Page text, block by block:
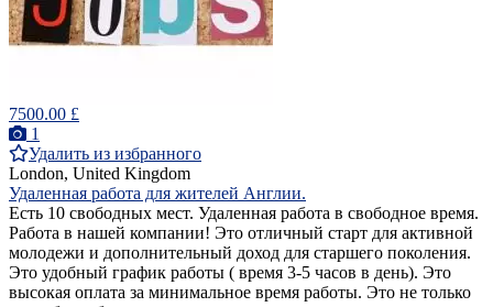
7500.00 £
1
Удалить из избранного
London, United Kingdom
Удаленная работа для жителей Англии.
Есть 10 свободных мест. Удаленная работа в свободное время.
Работа в нашей компании! Это отличный старт для активной
молодежи и дополнительный доход для старшего поколения.
Это удобный график работы ( время 3-5 часов в день). Это
высокая оплата за минимальное время работы. Это не только